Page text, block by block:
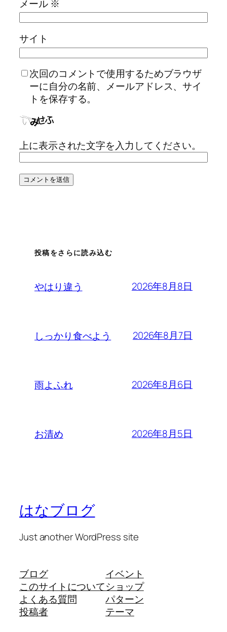
メール ※
サイト
次回のコメントで使用するためブラウザ
ーに自分の名前、メールアドレス、サイ
トを保存する。
上に表示された文字を入力してください。
投稿をさらに読み込む
やはり違う 2026年8月8日
しっかり食べよう 2026年8月7日
雨よふれ 2026年8月6日
お清め 2026年8月5日
はなブログ
Just another WordPress site
ブログ
このサイトについて
よくある質問
投稿者
イベント
ショップ
パターン
テーマ